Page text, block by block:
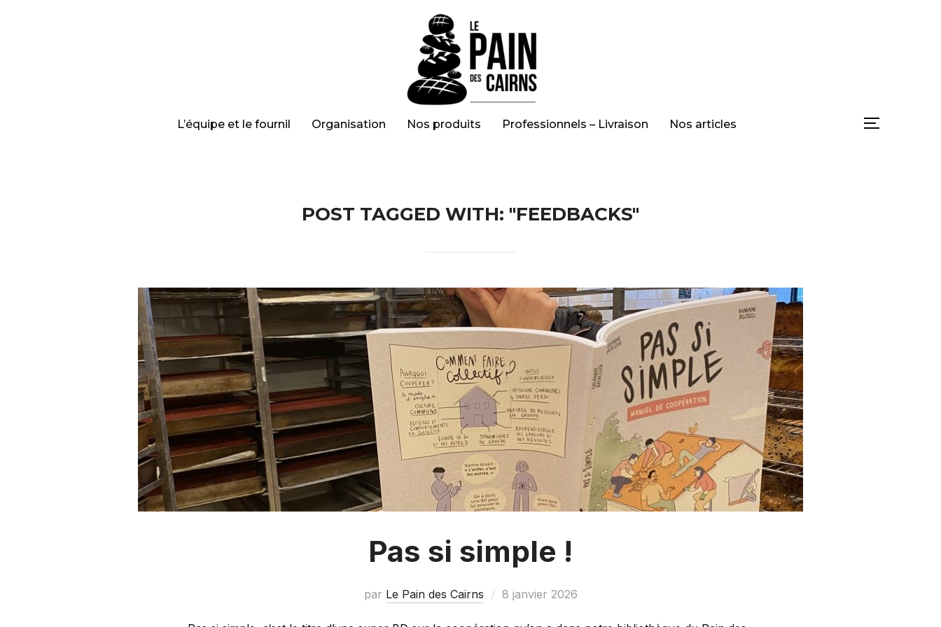
L’équipe et le fournil Organisation Nos produits Professionnels – Livraison Nos articles
POST TAGGED WITH: "FEEDBACKS"
Pas si simple !
par Le Pain des Cairns 8 janvier 2026